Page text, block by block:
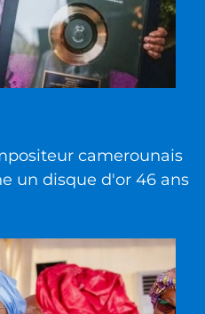
camerounais
un disque d'or 46 ans